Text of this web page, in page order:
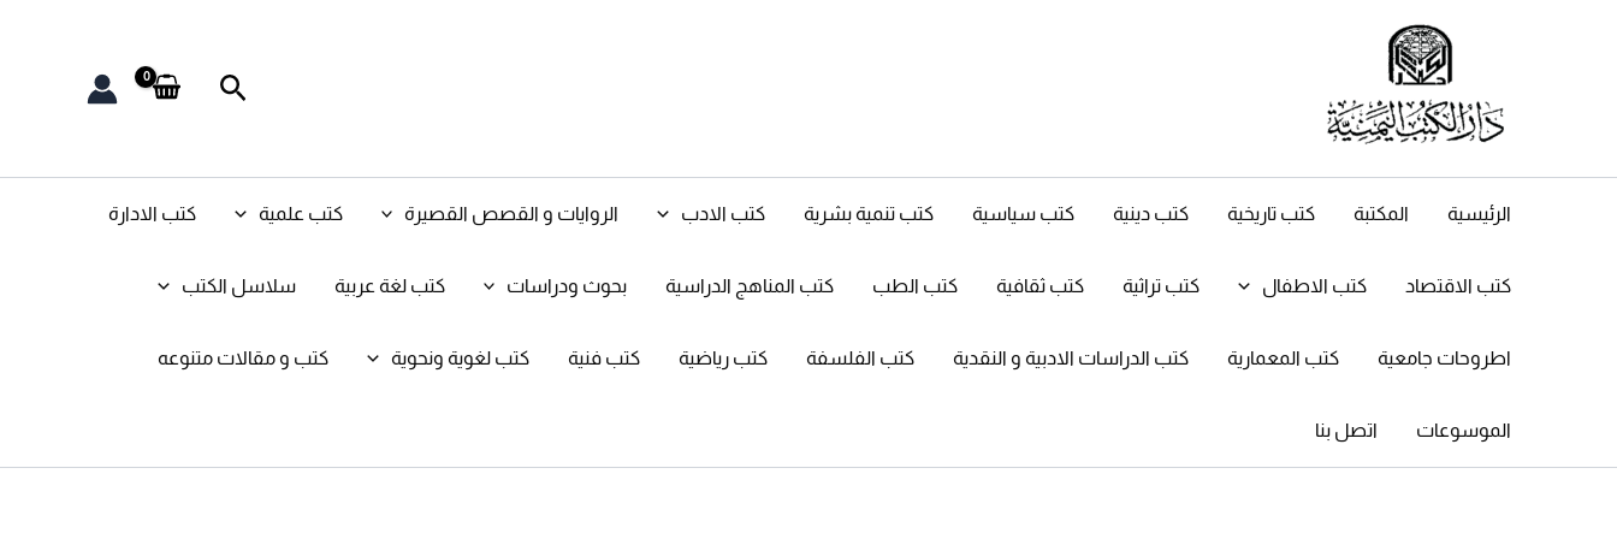
البحث
الرئيسية المكتبة كتب تاريخية كتب دينية كتب سياسية كتب تنمية بشرية كتب الادب الروايات و القصص القصيرة كتب علمية كتب الادارة
كتب الاقتصاد كتب الاطفال كتب تراثية كتب ثقافية كتب الطب كتب المناهج الدراسية بحوث ودراسات كتب لغة عربية سلاسل الكتب
اطروحات جامعية كتب المعمارية كتب الدراسات الادبية و النقدية كتب الفلسفة كتب رياضية كتب فنية كتب لغوية ونحوية كتب و مقالات متنوعه
الموسوعات اتصل بنا